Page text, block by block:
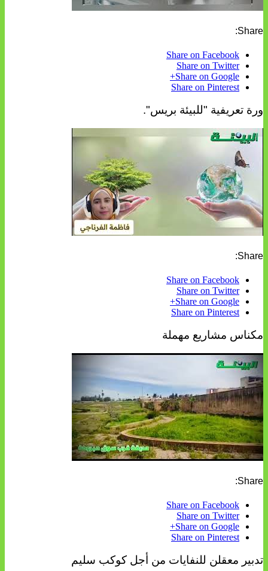
Share:
Share on Facebook
Share on Twitter
Share on Google+
Share on Pinterest
ورة تعريفية "للبيئة بريس".
Share:
Share on Facebook
Share on Twitter
Share on Google+
Share on Pinterest
مكناس مشاريع مهملة
Share:
Share on Facebook
Share on Twitter
Share on Google+
Share on Pinterest
تدبير معقلن للنفايات من أجل كوكب سليم